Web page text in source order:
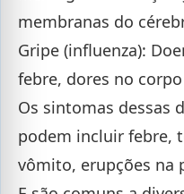
membranas do
Gripe (influenza):
febre, dores no
Os sintomas dessas
podem incluir febre,
vômito, erupções na